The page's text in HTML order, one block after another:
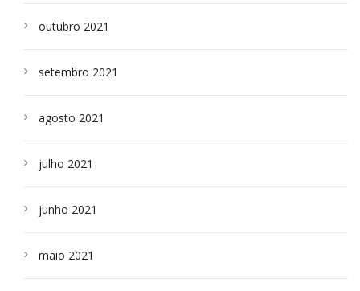
outubro 2021
setembro 2021
agosto 2021
julho 2021
junho 2021
maio 2021